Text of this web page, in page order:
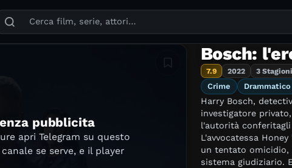
Puoi cercare film, serie TV, attori, registi, generi e temi.
pubblicita
apri Telegram su questo
se serve, e il player
Aggiungi in lista
Bosch:
7.9 2022 3 Stagioni
Crime Drammatico
Harry Bosch,
investigatore
l'autorità
L'avvocatessa
un tentato omicidio,
sistema giudiziario.